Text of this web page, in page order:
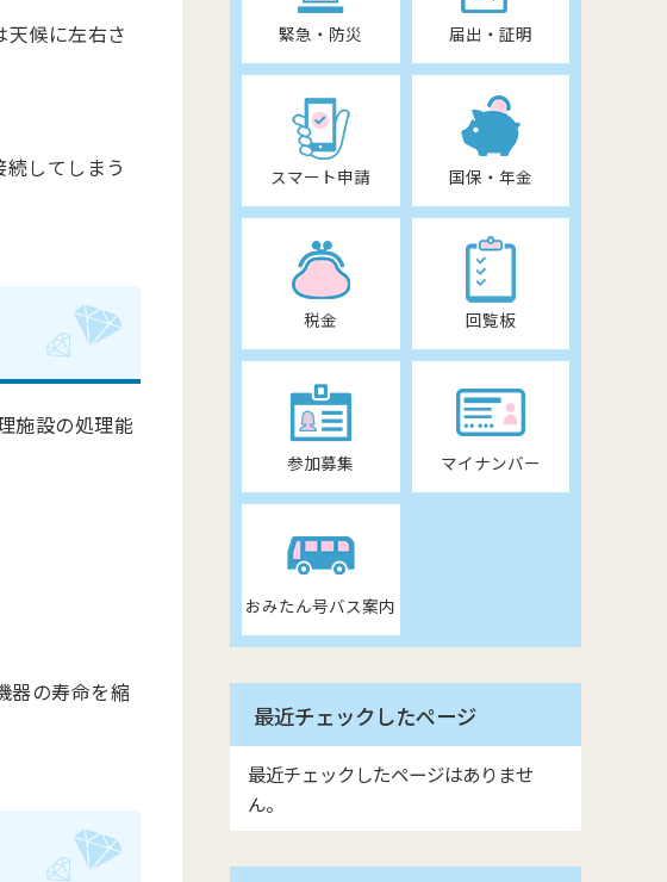
候に左右さ
してしまう
施設の処理能
器の寿命を縮
緊急・防災 届出・証明
スマート申請 国保・年金
税金 回覧板
参加募集 マイナンバー
おみたん号バス案内
最近チェックしたページ
最近チェックしたページはありませ
ん。